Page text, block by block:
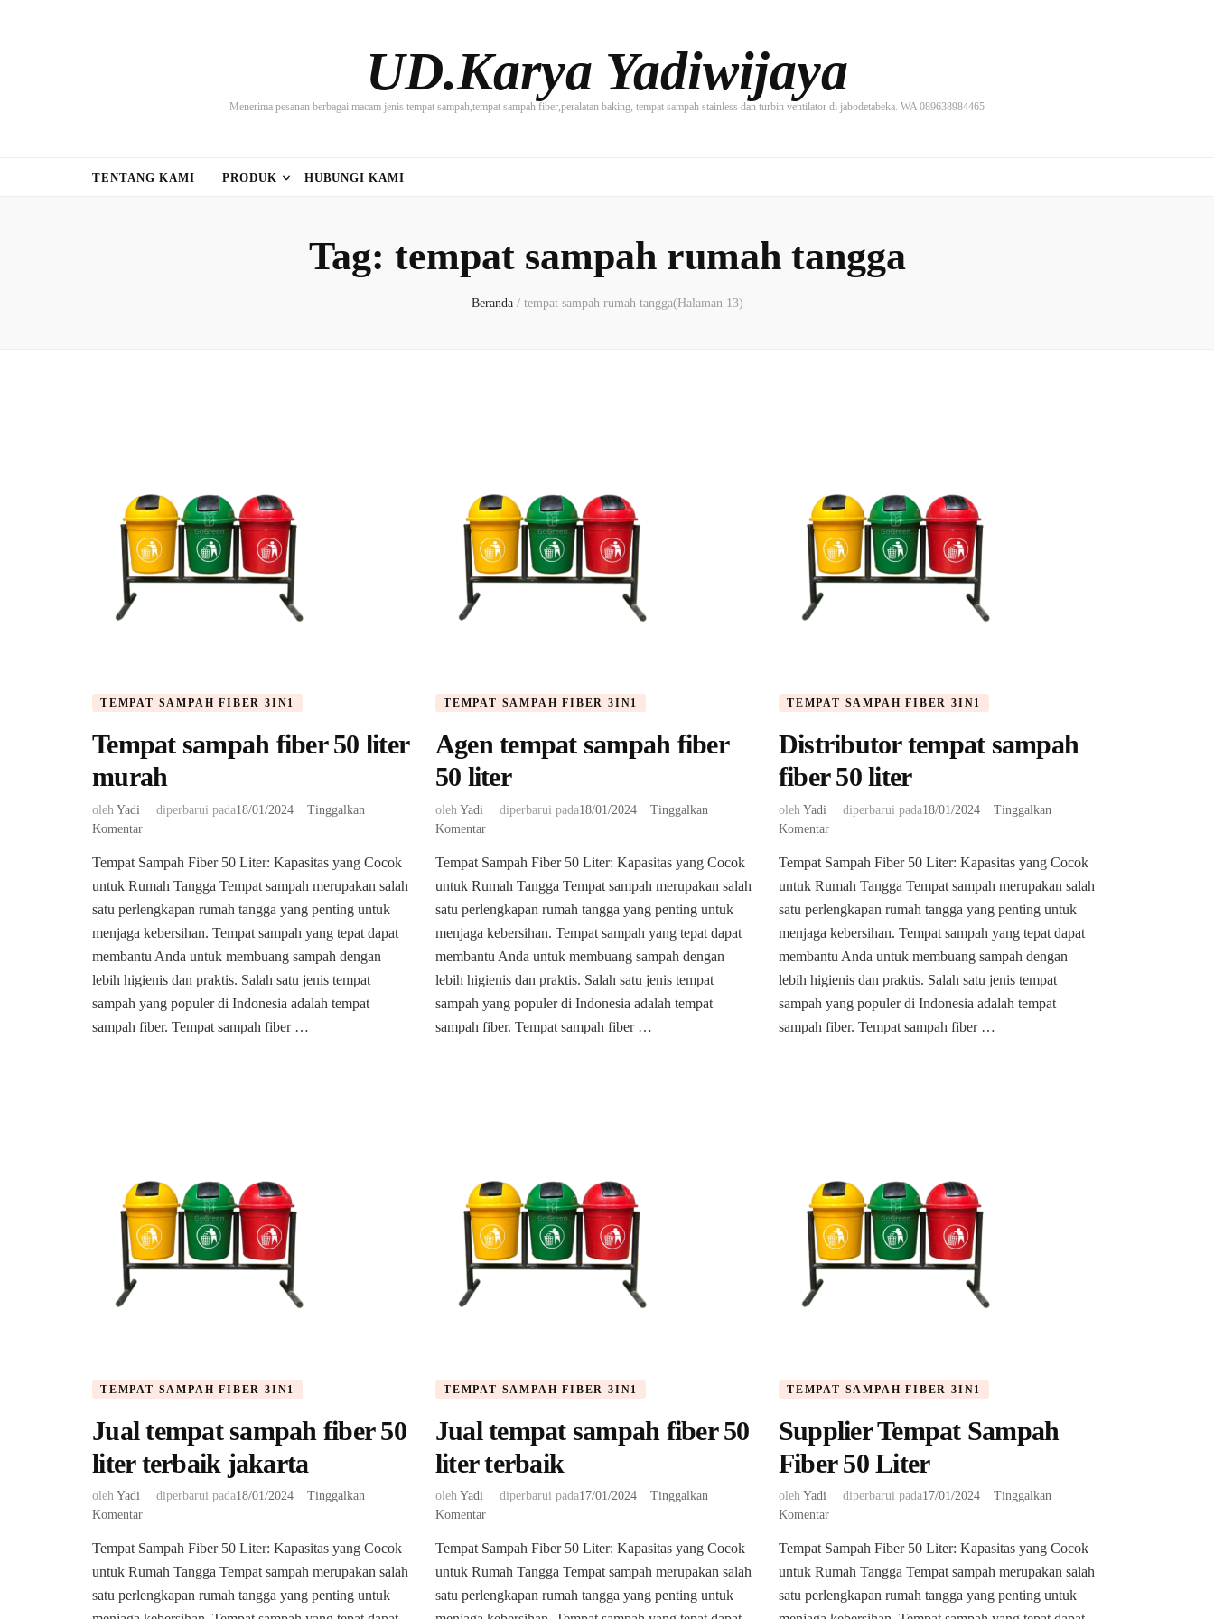
UD.Karya Yadiwijaya
Menerima pesanan berbagai macam jenis tempat sampah,tempat sampah fiber,peralatan baking, tempat sampah stainless dan turbin ventilator di jabodetabeka. WA 089638984465
TENTANG KAMI PRODUK HUBUNGI KAMI
Tag: tempat sampah rumah tangga
Beranda / tempat sampah rumah tangga(Halaman 13)
TEMPAT SAMPAH FIBER 3IN1
Tempat sampah fiber 50 liter
murah
oleh Yadi diperbarui pada18/01/2024
Tinggalkan
Komentarpada
sampah
fiber
murah
Tempat Sampah Fiber 50 Liter: Kapasitas yang Cocok
untuk Rumah Tangga Tempat sampah merupakan salah
satu perlengkapan rumah tangga yang penting untuk
menjaga kebersihan. Tempat sampah yang tepat dapat
membantu Anda untuk membuang sampah dengan
lebih higienis dan praktis. Salah satu jenis tempat
sampah yang populer di Indonesia adalah tempat
sampah fiber. Tempat sampah fiber …
TEMPAT SAMPAH FIBER 3IN1
Agen tempat sampah fiber
50 liter
oleh Yadi diperbarui pada18/01/2024
Tinggalkan
Komentarpada
tempat
sampah
fiber
liter
Tempat Sampah Fiber 50 Liter: Kapasitas yang Cocok
untuk Rumah Tangga Tempat sampah merupakan salah
satu perlengkapan rumah tangga yang penting untuk
menjaga kebersihan. Tempat sampah yang tepat dapat
membantu Anda untuk membuang sampah dengan
lebih higienis dan praktis. Salah satu jenis tempat
sampah yang populer di Indonesia adalah tempat
sampah fiber. Tempat sampah fiber …
TEMPAT SAMPAH FIBER 3IN1
Distributor tempat sampah
fiber 50 liter
oleh Yadi diperbarui pada18/01/2024
Tinggalkan
Komentarpada
tempat
sampah
fiber
liter
Tempat Sampah Fiber 50 Liter: Kapasitas yang Cocok
untuk Rumah Tangga Tempat sampah merupakan salah
satu perlengkapan rumah tangga yang penting untuk
menjaga kebersihan. Tempat sampah yang tepat dapat
membantu Anda untuk membuang sampah dengan
lebih higienis dan praktis. Salah satu jenis tempat
sampah yang populer di Indonesia adalah tempat
sampah fiber. Tempat sampah fiber …
TEMPAT SAMPAH FIBER 3IN1
Jual tempat sampah fiber 50
liter terbaik jakarta
oleh Yadi diperbarui pada18/01/2024
Tinggalkan
Komentarpada
tempat
sampah
fiber
Tempat Sampah Fiber 50 Liter: Kapasitas yang Cocok
untuk Rumah Tangga Tempat sampah merupakan salah
satu perlengkapan rumah tangga yang penting untuk
TEMPAT SAMPAH FIBER 3IN1
Jual tempat sampah fiber 50
liter terbaik
oleh Yadi diperbarui pada17/01/2024
Tinggalkan
Komentarpada
tempat
sampah
fiber
Tempat Sampah Fiber 50 Liter: Kapasitas yang Cocok
untuk Rumah Tangga Tempat sampah merupakan salah
satu perlengkapan rumah tangga yang penting untuk
TEMPAT SAMPAH FIBER 3IN1
Supplier Tempat Sampah
Fiber 50 Liter
oleh Yadi diperbarui pada17/01/2024
Tinggalkan
Komentarpada
Tempat
Sampah
Fiber
Tempat Sampah Fiber 50 Liter: Kapasitas yang Cocok
untuk Rumah Tangga Tempat sampah merupakan salah
satu perlengkapan rumah tangga yang penting untuk